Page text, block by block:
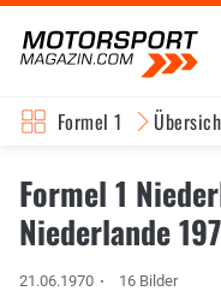
Formel 1
Formel 1
Niederlande
21.06.1970 16 Bilder